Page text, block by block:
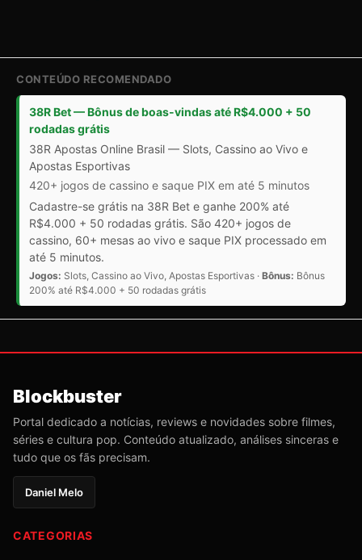
CONTEÚDO RECOMENDADO
38R Bet — Bônus de boas-vindas até R$4.000 + 50
rodadas grátis
38R Apostas Online Brasil — Slots, Cassino ao Vivo e
Apostas Esportivas
420+ jogos de cassino e saque PIX em até 5 minutos
Cadastre-se grátis na 38R Bet e ganhe 200% até
R$4.000 + 50 rodadas grátis. São 420+ jogos de
cassino, 60+ mesas ao vivo e saque PIX processado em
até 5 minutos.
Jogos: Slots, Cassino ao Vivo, Apostas Esportivas · Bônus: Bônus
200% até R$4.000 + 50 rodadas grátis
Blockbuster
Portal dedicado a notícias, reviews e novidades sobre filmes,
séries e cultura pop. Conteúdo atualizado, análises sinceras e
tudo que os fãs precisam.
Daniel Melo
CATEGORIAS